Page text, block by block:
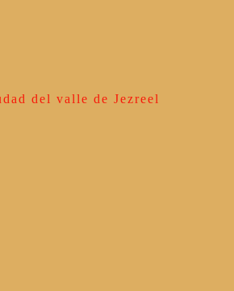
del valle de Jezreel